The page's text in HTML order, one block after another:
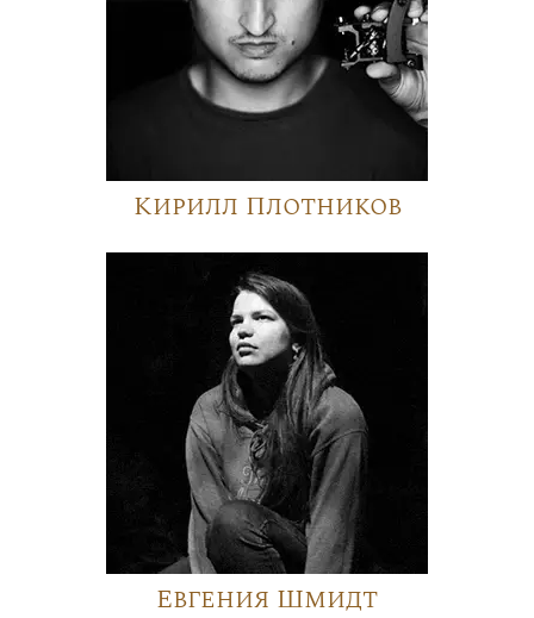
Кирилл Плотников
Евгения Шмидт